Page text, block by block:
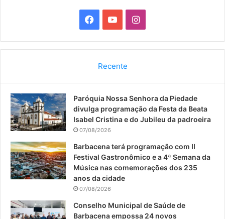
a
b
o
k
o
u
b
I
n
a
g
a
Recente
Paróquia Nossa Senhora da Piedade
divulga programação da Festa da Beata
Isabel Cristina e do Jubileu da padroeira
07/08/2026
Barbacena terá programação com II
Festival Gastronômico e a 4ª Semana da
Música nas comemorações dos 235
anos da cidade
07/08/2026
Conselho Municipal de Saúde de
Barbacena empossa 24 novos